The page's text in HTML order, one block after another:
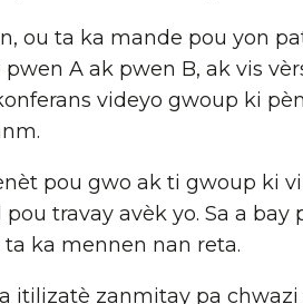
ou ta ka mande pou yon
A ak pwen B, ak vis
videyo gwoup ki
pou gwo ak ti gwoup ki
travay avèk yo. Sa a bay
ka mennen nan reta.
itilizatè zanmitay pa